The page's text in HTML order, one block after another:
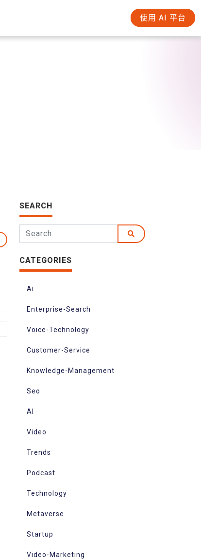
使用 AI 平台
SEARCH
CATEGORIES
Ai
Enterprise-Search
Voice-Technology
Customer-Service
Knowledge-Management
Seo
AI
Video
Trends
Podcast
Technology
Metaverse
Startup
Video-Marketing